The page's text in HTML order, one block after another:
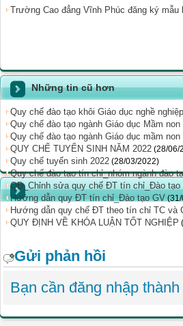
Trường Cao đẳng Vĩnh Phúc đăng ký
Những tin cũ hơn
Quy chế đào tạo khôi Giáo dục nghề
Quy chế đào tạo ngành Giáo dục Mầm
Quy chế đào tạo ngành Giáo dục mầm
QUY CHẾ TUYỂN SINH NĂM 2022 (28/06/
Quy chế tuyển sinh 2022 (28/03/2022)
Quy chế đào tạo tín chỉ_nhóm ngành đào
QÐ_Chỉnh sửa quy chế ĐT tín chỉ_Đào tạo
Hướng dẫn quy ĐT tín chỉ_Đào tạo GV
Hướng dẫn quy chế ĐT theo tín chỉ TC và
QUY ĐỊNH VỀ KHÓA LUẬN TỐT NGHIỆP
Gửi phản hồi
Bạn cần đăng nhập